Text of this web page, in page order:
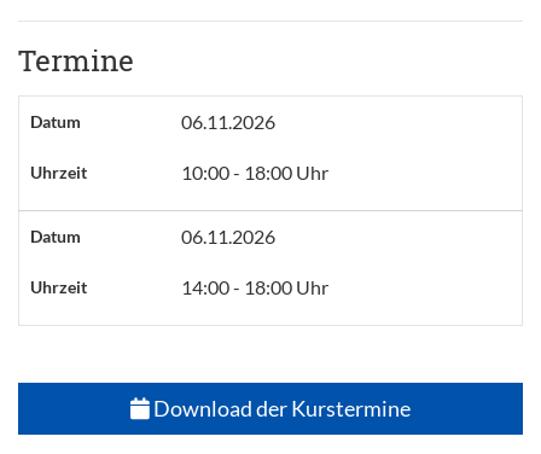
Termine
Datum 06.11.2026
Uhrzeit 10:00 - 18:00 Uhr
Datum 06.11.2026
Uhrzeit 14:00 - 18:00 Uhr
Download der Kurstermine